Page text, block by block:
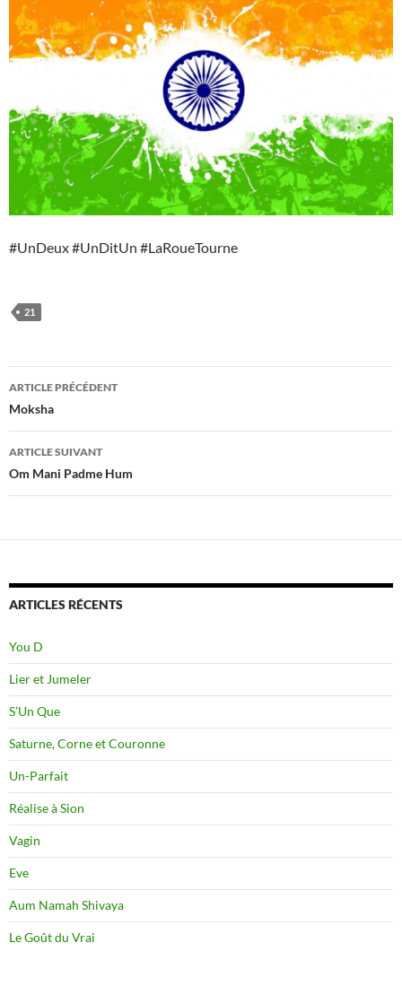
#UnDeux #UnDitUn #LaRoueTourne
21
Navigation
des
articles
ARTICLE PRÉCÉDENT
Moksha
ARTICLE SUIVANT
Om Mani Padme Hum
ARTICLES RÉCENTS
You D
Lier et Jumeler
S’Un Que
Saturne, Corne et Couronne
Un-Parfait
Réalise à Sion
Vagin
Eve
Aum Namah Shivaya
Le Goût du Vrai